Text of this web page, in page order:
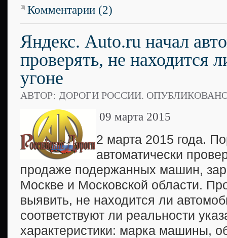
Комментарии (2)
Яндекс. Auto.ru начал
проверять, не находится
угоне
АВТОР: ДОРОГИ РОССИИ.
09 марта 2015
2 марта 2015 года.
автоматически
продаже подержанных машин,
Москве и Московской области.
выявить, не находится ли
соответствуют ли реальности
характеристики: марка машины,